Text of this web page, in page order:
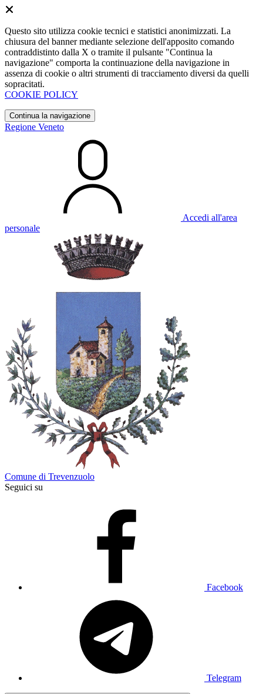
Questo sito utilizza cookie tecnici e statistici anonimizzati. La
chiusura del banner mediante selezione dell'apposito comando
contraddistinto dalla X o tramite il pulsante "Continua la
navigazione" comporta la continuazione della navigazione in
assenza di cookie o altri strumenti di tracciamento diversi da quelli
sopracitati.
COOKIE POLICY
Continua la navigazione
Regione Veneto
Accedi all'area
personale
Comune di Trevenzuolo
Seguici su
Facebook
Telegram